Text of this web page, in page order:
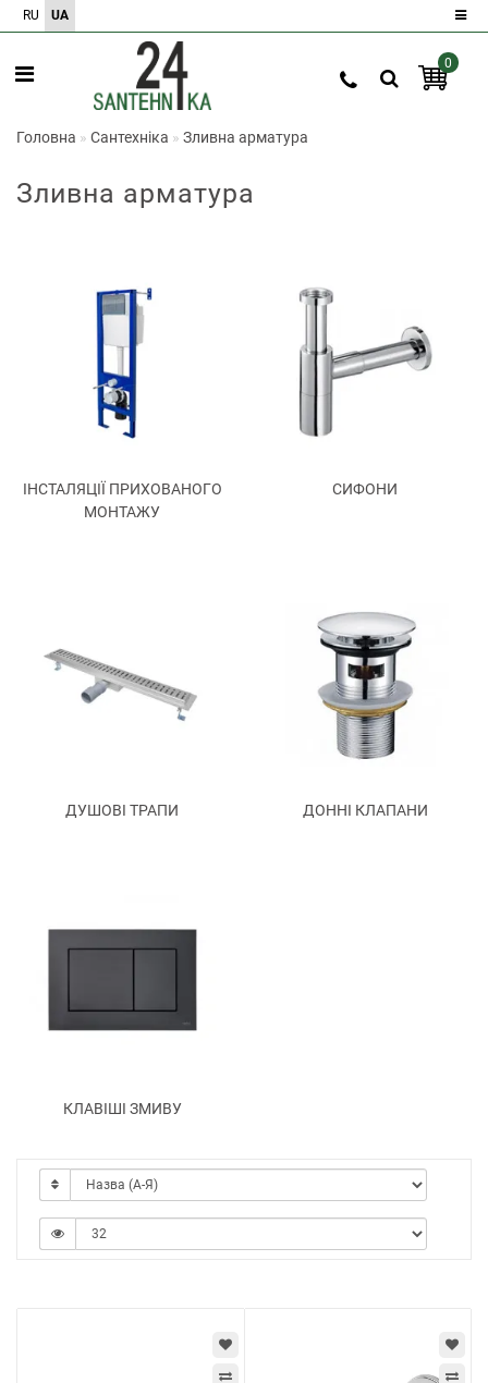
RU UA
Реєстрація 0
Головна Сантехніка Зливна арматура
Зливна арматура
ІНСТАЛЯЦІЇ ПРИХОВАНОГО
МОНТАЖУ
СИФОНИ
ДУШОВІ ТРАПИ ДОННІ КЛАПАНИ
КЛАВІШІ ЗМИВУ